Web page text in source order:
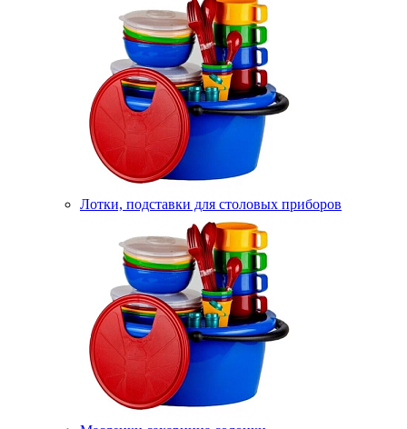
Лотки, подставки для столовых приборов